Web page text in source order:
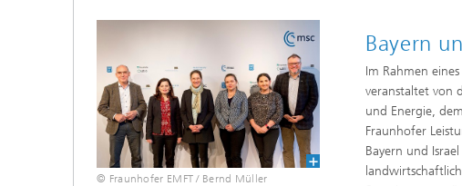
© Fraunhofer EMFT / Bernd Müller
Bayern
Im Rahmen
veranstaltet von
und Energie,
Fraunhofer
Bayern und